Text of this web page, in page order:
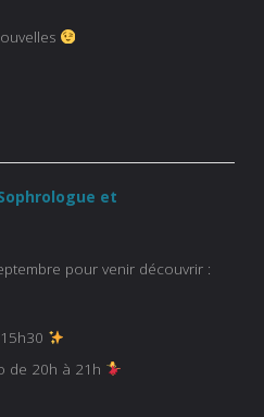
et
pour venir découvrir :
de 20h à 21h